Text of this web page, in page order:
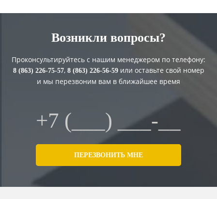
Возникли вопросы?
Проконсультируйтесь с нашим менеджером по телефону:
8 (863) 226-75-57, 8 (863) 226-56-59или оставьте свой номер
и мы перезвоним вам в ближайшее время